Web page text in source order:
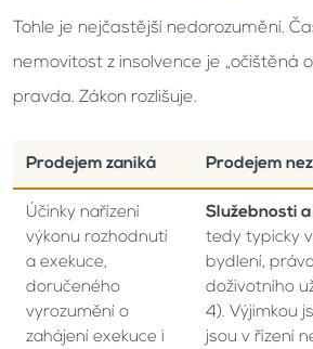
Tohle je nejčastější nedorozumění.
nemovitost z insolvence je „očištěná
pravda. Zákon rozlišuje.
Prodejem zaniká Prodejem
Účinky nařízení
výkonu rozhodnutí
a exekuce,
doručeného
vyrozumění o
zahájení exekuce i
Služebnosti
tedy typicky
bydlení,
doživotního
4). Výjimkou
jsou v řízení